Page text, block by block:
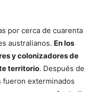
por cerca de cuarenta
australianos. En los
y colonizadores de
territorio. Después de
fueron exterminados